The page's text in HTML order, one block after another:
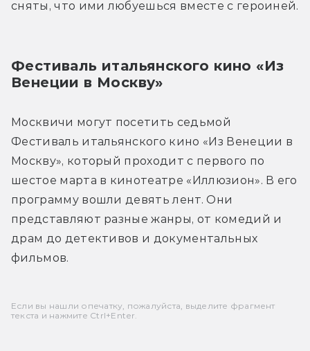
сняты, что ими любуешься вместе с героиней.
Фестиваль итальянского кино «Из
Венеции в Москву»
Москвичи могут посетить седьмой
Фестиваль итальянского кино «Из Венеции в
Москву», который проходит с первого по
шестое марта в кинотеатре «Иллюзион». В его
программу вошли девять лент. Они
представляют разные жанры, от комедий и
драм до детективов и документальных
фильмов.
Если вы нашли опечатку, пожалуйста, выделите фрагмент
текста и нажмите Ctrl+Enter.